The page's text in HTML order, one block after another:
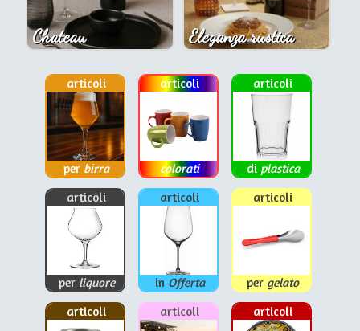
Chateau Eleganza rustica
articoli
per birra
articoli
colorati
articoli
di plastica
articoli
per liquore
articoli
in Offerta
articoli
per gelato
articoli
articoli articoli